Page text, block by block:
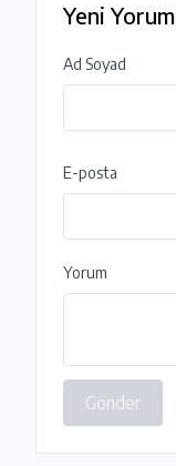
Yeni Yorum
Ad Soyad
E-posta
Yorum
Gönder